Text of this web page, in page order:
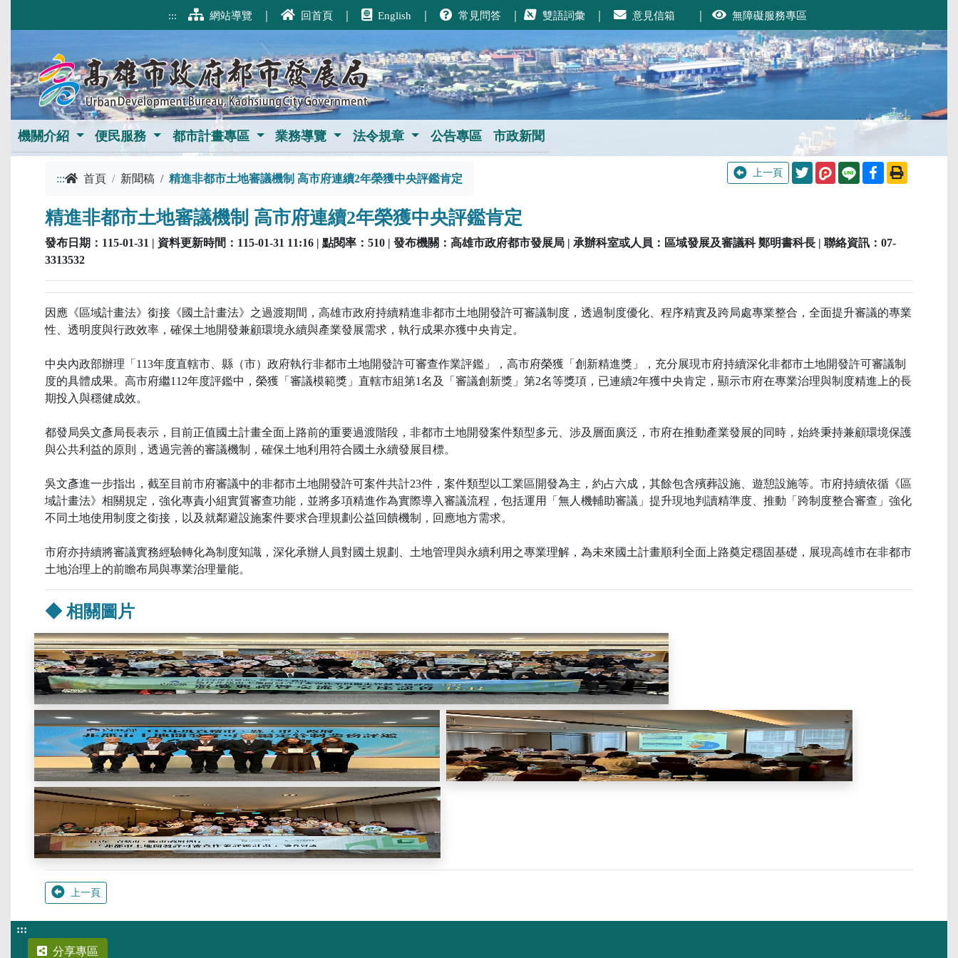
::: 網站導覽 回首頁 English 常見問答 雙語詞彙 意見信箱 無障礙服務專區
機關介紹 便民服務 都市計畫專區 業務導覽 法令規章 公告專區 市政新聞
::: 首頁 新聞稿 精進非都市土地審議機制 高市府連續2年榮獲中央評鑑肯定 上一頁 分享至Twitter分享至列印此頁
精進非都市土地審議機制 高市府連續2年榮獲中央評鑑肯定
發布日期：115-01-31 | 資料更新時間：115-01-31 11:16 | 點閱率：510 | 發布機關：高雄市政府都市發展局 | 承辦科室或人員：區域發展及審議科 鄭明書科長 | 聯絡資訊：07-
3313532
因應《區域計畫法》銜接《國土計畫法》之過渡期間，高雄市政府持續精進非都市土地開發許可審議制度，透過制度優化、程序精實及跨局處專業整合，全面提升審議的專業
性、透明度與行政效率，確保土地開發兼顧環境永續與產業發展需求，執行成果亦獲中央肯定。
中央內政部辦理「113年度直轄市、縣（市）政府執行非都市土地開發許可審查作業評鑑」，高市府榮獲「創新精進獎」，充分展現市府持續深化非都市土地開發許可審議制
度的具體成果。高市府繼112年度評鑑中，榮獲「審議模範獎」直轄市組第1名及「審議創新獎」第2名等獎項，已連續2年獲中央肯定，顯示市府在專業治理與制度精進上的長
期投入與穩健成效。
都發局吳文彥局長表示，目前正值國土計畫全面上路前的重要過渡階段，非都市土地開發案件類型多元、涉及層面廣泛，市府在推動產業發展的同時，始終秉持兼顧環境保護
與公共利益的原則，透過完善的審議機制，確保土地利用符合國土永續發展目標。
吳文彥進一步指出，截至目前市府審議中的非都市土地開發許可案件共計23件，案件類型以工業區開發為主，約占六成，其餘包含殯葬設施、遊憩設施等。市府持續依循《區
域計畫法》相關規定，強化專責小組實質審查功能，並將多項精進作為實際導入審議流程，包括運用「無人機輔助審議」提升現地判讀精準度、推動「跨制度整合審查」強化
不同土地使用制度之銜接，以及就鄰避設施案件要求合理規劃公益回饋機制，回應地方需求。
市府亦持續將審議實務經驗轉化為制度知識，深化承辦人員對國土規劃、土地管理與永續利用之專業理解，為未來國土計畫順利全面上路奠定穩固基礎，展現高雄市在非都市
土地治理上的前瞻布局與專業治理量能。
◆ 相關圖片
上一頁
:::
分享專區